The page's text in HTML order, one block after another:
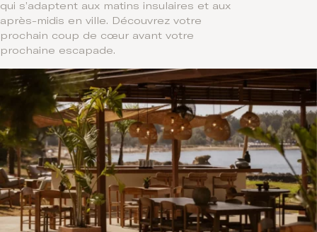
qui s’adaptent aux matins insulaires et aux
après-midis en ville. Découvrez votre
prochain coup de cœur avant votre
prochaine escapade.